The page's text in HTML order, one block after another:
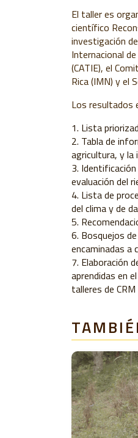
El taller es
científico
investigación
Internacional
(CATIE), el
Rica (IMN) y el
Los resultados
Lista
Tabla de
agricultura, y
evaluación del
Lista de
del clima y de
Bosquejos
encaminadas a
Elaboración
aprendidas en
talleres de